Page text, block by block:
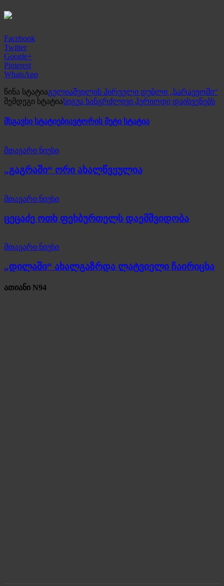
Facebook
Twitter
Google+
Pinterest
WhatsApp
წინა სტატიაგულიაშვილის პირველი დუბლი „სარაევოში“
შემდეგი სტატიასიგუა ხანგრძლივი პერიოდი დაისვენებს
მსგავსი სტატიებიავტორის მეტი სტატია
მთავარი ნიუსი
„გაგრაში“ ორი ახალწვეულია
მთავარი ნიუსი
ცეცაძე ოთხ ფეხბურთელს დაემშვიდობა
მთავარი ნიუსი
„დილაში“ ახალგაზრდა ლატვიელი ჩაირიცხა
ათიანი N94